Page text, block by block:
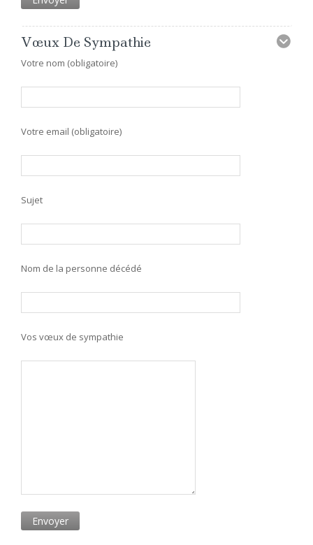
Vœux De Sympathie
Votre nom (obligatoire)
Votre email (obligatoire)
Sujet
Nom de la personne décédé
Vos vœux de sympathie